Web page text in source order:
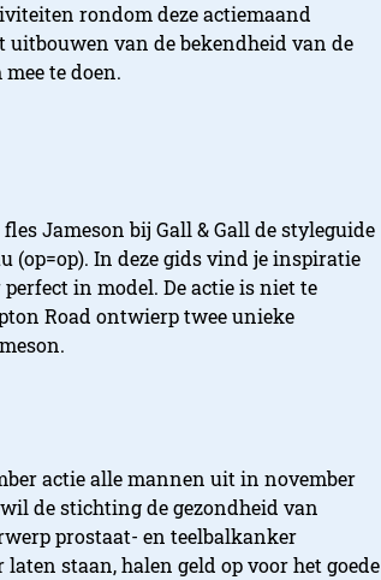
rondom deze actiemaand
uitbouwen van de bekendheid van de
te doen.
Jameson bij Gall & Gall de styleguide
(op=op). In deze gids vind je inspiratie
in model. De actie is niet te
Road ontwierp twee unieke
actie alle mannen uit in november
de stichting de gezondheid van
prostaat- en teelbalkanker
staan, halen geld op voor het goede